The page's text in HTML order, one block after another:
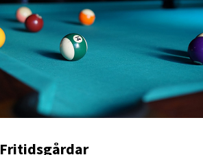
Fritidsgårdar